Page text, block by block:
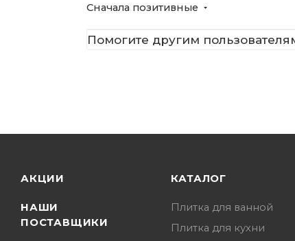
Сначала позитивные
Помогите другим
АКЦИИ
НАШИ
ПОСТАВЩИКИ
КАТАЛОГ
Плитка для ванной
Плитка для кухни